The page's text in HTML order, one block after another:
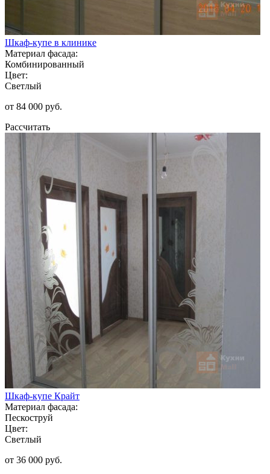
Шкаф-купе в клинике
Материал фасада:
Комбинированный
Цвет:
Светлый
от 84 000 руб.
Рассчитать
Шкаф-купе Крайт
Материал фасада:
Пескоструй
Цвет:
Светлый
от 36 000 руб.